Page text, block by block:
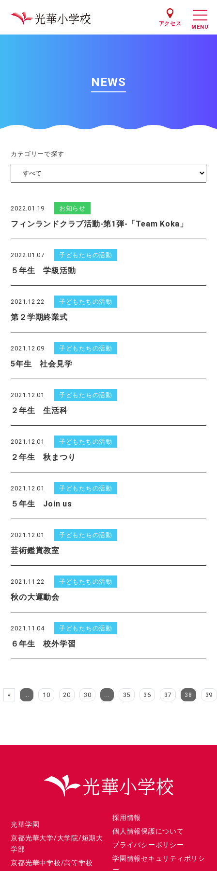
アクセス
NEWS
カテゴリーで探す
2022.01.19 お知らせ
フィンランドクラブ活動-第1弾-「Team Koka」
2022.01.07 子どもたちの活動
５年生 学級活動
2021.12.22 子どもたちの活動
第２学期終業式
2021.12.09 子どもたちの活動
5年生 社会見学
2021.12.01 子どもたちの活動
２年生 生活科
2021.12.01 子どもたちの活動
２年生 秋まつり
2021.12.01 子どもたちの活動
５年生 Join us
2021.12.01 子どもたちの活動
芸術鑑賞教室
2021.11.22 子どもたちの活動
秋の大運動会
2021.11.04 子どもたちの活動
６年生 校外学習
« ... 10 20 30 ... 35 36 37 38 39
光華学園
京都光華大学/大学院/短期大
学部
京都光華中学校/高等学校
採用情報
個人情報保護について
プライバシーポリシー
学園情報セキュリティポリシ